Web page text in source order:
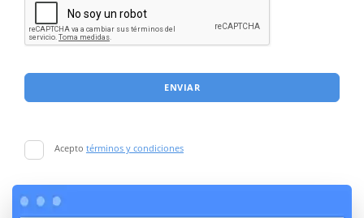
ENVIAR
Acepto términos y condiciones